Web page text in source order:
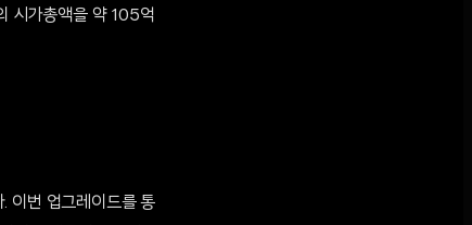
시가총액을 약 105억
이번 업그레이드를 통